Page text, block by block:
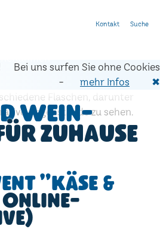
Bei uns surfen Sie ohne Cookies
-
mehr Infos ✖
Wein-
zuhause
"Käse &